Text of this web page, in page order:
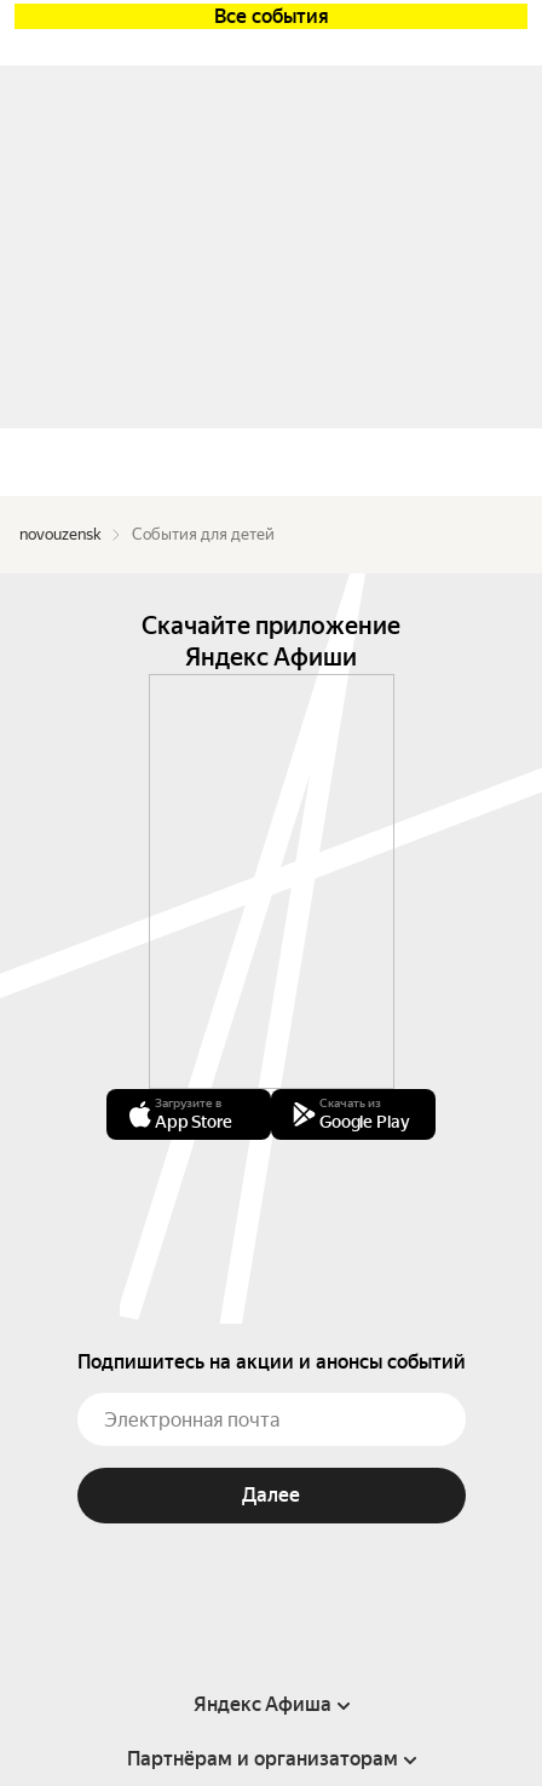
Все события
novouzensk События для детей
Скачайте приложение
Яндекс Афиши
Загрузите в
App Store
Скачать из
Google Play
Подпишитесь на акции и анонсы событий
Далее
Яндекс Афиша
Справка
Партнёрам и организаторам